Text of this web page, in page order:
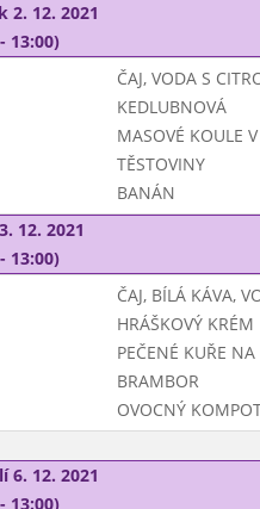
2. 12. 2021
13:00)
ČAJ, VODA S
KEDLUBNOVÁ
MASOVÉ KOULE
TĚSTOVINY
BANÁN
12. 2021
13:00)
ČAJ, BÍLÁ KÁVA,
HRÁŠKOVÝ KRÉM
PEČENÉ KUŘE
BRAMBOR
OVOCNÝ
6. 12. 2021
13:00)